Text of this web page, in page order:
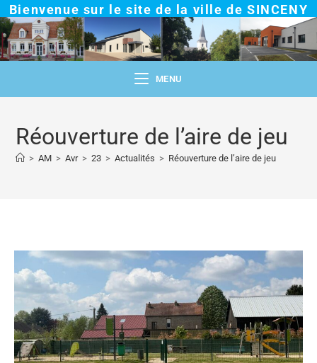
Bienvenue sur le site de la ville de SINCENY
MENU
Réouverture de l’aire de jeu
> AM > Avr > 23 > Actualités > Réouverture de l’aire de jeu